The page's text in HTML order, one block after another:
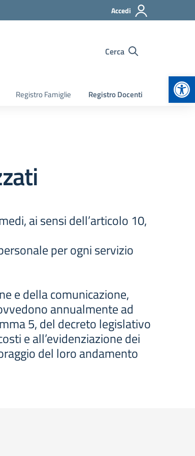
Accedi
Cerca
Registro Famiglie Registro Docenti
ai sensi dell’articolo 10,
per ogni servizio
e della comunicazione,
annualmente ad
5, del decreto legislativo
e all’evidenziazione dei
del loro andamento